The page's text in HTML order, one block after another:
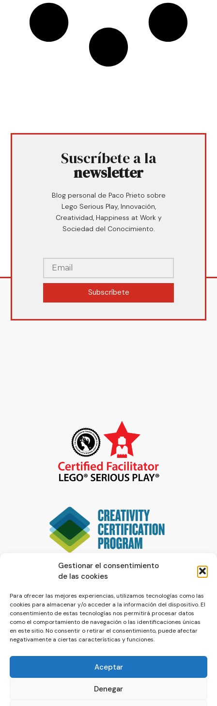
Gestionar el consentimiento
de las cookies
Para ofrecer las mejores experiencias, utilizamos tecnologías como las
cookies para almacenar y/o acceder a la información del dispositivo. El
consentimiento de estas tecnologías nos permitirá procesar datos
como el comportamiento de navegación o las identificaciones únicas
en este sitio. No consentir o retirar el consentimiento, puede afectar
negativamente a ciertas características y funciones.
Aceptar
Denegar
Suscríbete a la
newsletter
Blog personal de Paco Prieto sobre
Lego Serious Play, Innovación,
Creatividad, Happiness at Work y
Sociedad del Conocimiento.
Subscríbete